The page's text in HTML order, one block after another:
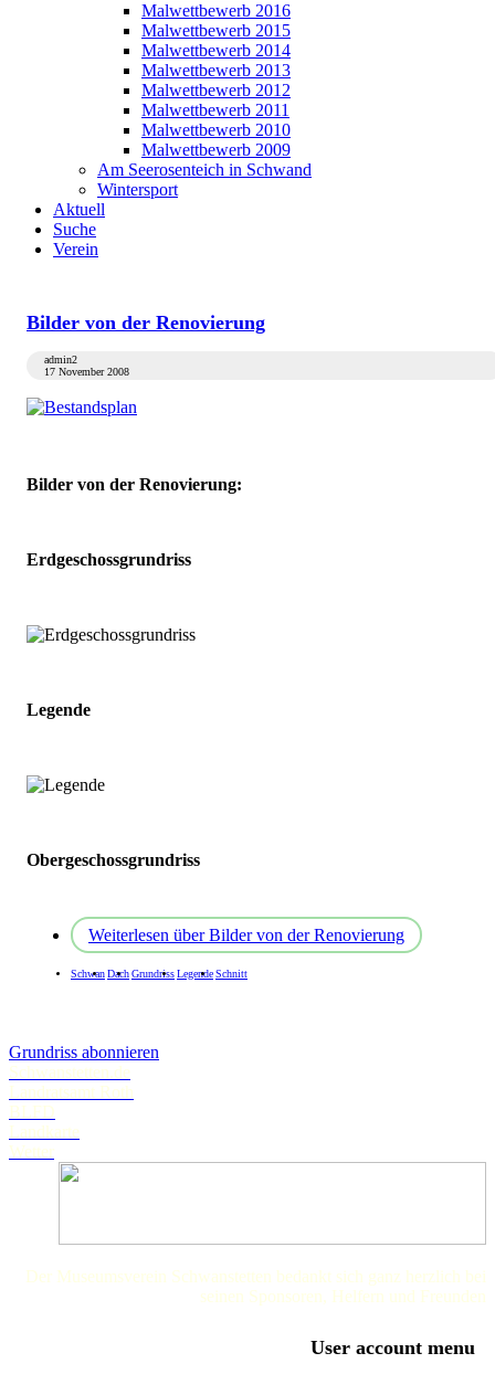
Malwettbewerb 2016
Malwettbewerb 2015
Malwettbewerb 2014
Malwettbewerb 2013
Malwettbewerb 2012
Malwettbewerb 2011
Malwettbewerb 2010
Malwettbewerb 2009
Am Seerosenteich in Schwand
Wintersport
Aktuell
Suche
Verein
Bilder von der Renovierung
admin2
17 November 2008
Bilder von der Renovierung:
Erdgeschossgrundriss
Legende
Obergeschossgrundriss
Weiterlesen über Bilder von der Renovierung
SchwanDachGrundrissLegendeSchnitt
Grundriss abonnieren
Schwanstetten.de
Landratsamt Roth
BLFD
Landkarte
Wetter
Der Museumsverein Schwanstetten bedankt sich ganz herzlich bei
seinen Sponsoren, Helfern und Freunden
User account menu